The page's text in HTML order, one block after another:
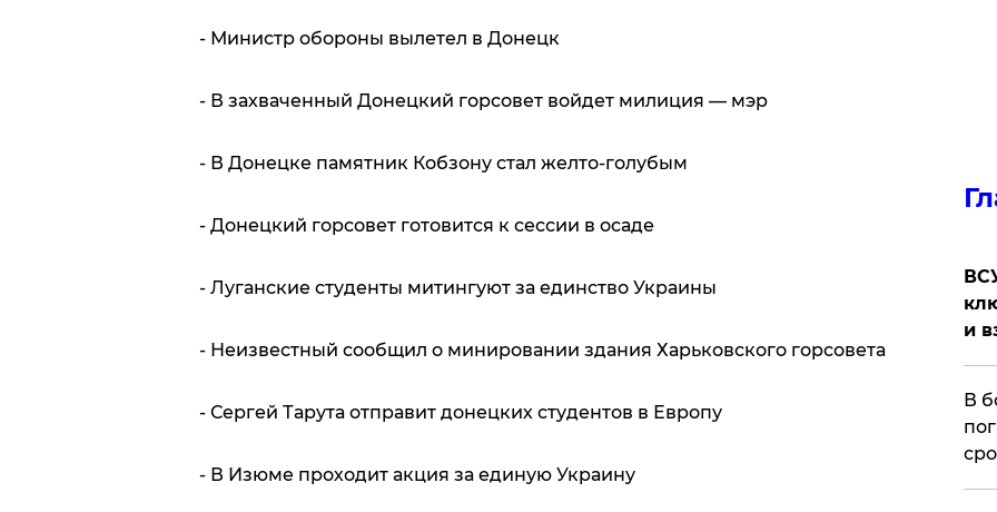
- Министр обороны вылетел в Донецк
- В захваченный Донецкий горсовет войдет милиция — мэр
- В Донецке памятник Кобзону стал желто-голубым
- Донецкий горсовет готовится к сессии в осаде
- Луганские студенты митингуют за единство Украины
- Неизвестный сообщил о минировании здания Харьковского горсовета
- Сергей Тарута отправит донецких студентов в Европу
- В Изюме проходит акция за единую Украину
и
В